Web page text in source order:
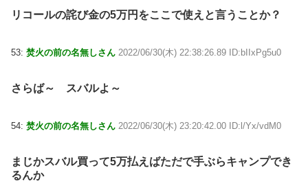
リコールの詫び金の5万円をここで使えと言うことか？
53: 焚火の前の名無しさん 2022/06/30(木) 22:38:26.89 ID:bIIxPg5u0
さらば～ スバルよ～
54: 焚火の前の名無しさん 2022/06/30(木) 23:20:42.00 ID:l/Yx/vdM0
まじかスバル買って5万払えばただで手ぶらキャンプでき
るんか